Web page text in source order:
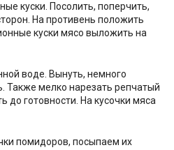
куски. Посолить, поперчить,
На противень положить
куски мясо выложить на
воде. Вынуть, немного
Также мелко нарезать репчатый
до готовности. На кусочки мяса
помидоров, посыпаем их